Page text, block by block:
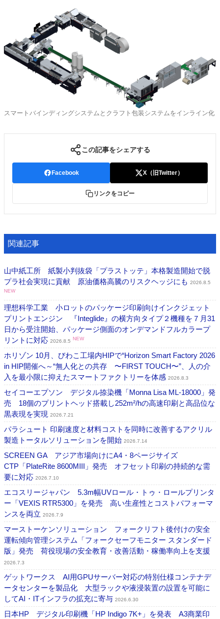
スマートバインディングシステムとクラフト包装システムをインライン化
この記事をシェアする
Facebook X（旧Twitter）
リンクをコピー
関連記事
山中紙工所 紙製小判抜袋「プラストッテ」本格製造開始で脱
プラ社会実現に貢献 原油価格高騰のリスクヘッジにも 2026.8.5
NEW
理想科学工業 小ロットのパッケージ印刷向けインクジェット
プリントエンジン 『Integlide』の横方向タイプ２機種を７月31
日から受注開始、パッケージ側面のオンデマンドフルカラープ
リントに対応 2026.8.5 NEW
ホリゾン 10月、びわこ工場内HIPで“Horizon Smart Factory 2026
in HIP開催へ～“無人化との共存 〜FIRST TOUCH〜”、人の介
入を最小限に抑えたスマートファクトリーを体感 2026.8.3
セイコーエプソン デジタル捺染機「Monna Lisa ML-18000」発
売 18個のプリントヘッド搭載し252m²/hの高速印刷と高品位な
黒表現を実現 2026.7.21
パラシュート 印刷速度と材料コストを同時に改善するアクリル
製造トータルソリューションを開始 2026.7.14
SCREEN GA アジア市場向けにA4・8ページサイズ
CTP「PlateRite 8600MIII」発売 オフセット印刷の持続的な需
要に対応 2026.7.10
エコスリージャパン 5.3m幅UVロール・トゥ・ロールプリンタ
ー「VEXIS RTR5300」を発売 高い生産性とコストパフォーマ
ンスを両立 2026.7.9
マーストーケンソリューション フォークリフト後付けの安全
運転傾向管理システム「フォークセーフモニター スタンダード
版」発売 荷役現場の安全教育・改善活動・稼働率向上を支援
2026.7.3
ゲットワークス AI用GPUサーバー対応の特別仕様コンテナデ
ータセンターを製品化 大型ラックや液浸装置の設置を可能に
してAI・ITインフラの拡充に寄与 2026.6.30
日本HP デジタル印刷機「HP Indigo 7K+」を発表 A3商業印